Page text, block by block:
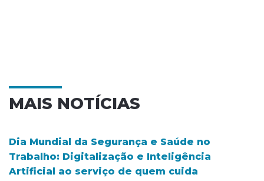
MAIS NOTÍCIAS
Dia Mundial da Segurança e Saúde no
Trabalho: Digitalização e Inteligência
Artificial ao serviço de quem cuida